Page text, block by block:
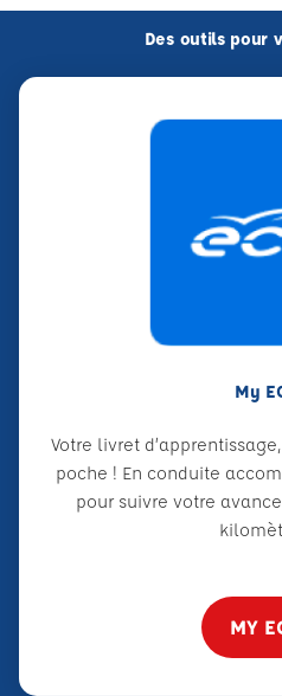
Des outils pour
My
Votre livret
poche ! En conduite
pour suivre votre
MY